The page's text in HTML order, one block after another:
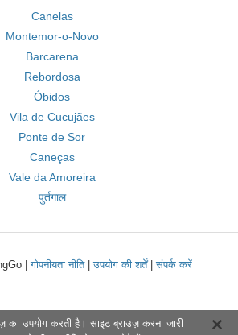
Canelas
Montemor-o-Novo
Barcarena
Rebordosa
Óbidos
Vila de Cucujães
Ponte de Sor
Caneças
Vale da Amoreira
पुर्तगाल
|गोपनीयता नीति|उपयोग की शर्तें|संपर्क करें
का उपयोग करती है। साइट ब्राउज़ करना जारी